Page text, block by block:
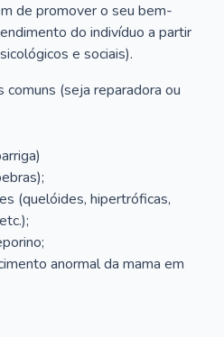
de promover o seu bem-
do indivíduo a partir
e sociais).
comuns (seja reparadora ou
(quelóides, hipertróficas,
anormal da mama em